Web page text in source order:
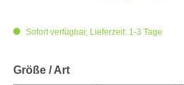
Sofort verfügbar, Lieferzeit: 1-3 Tage
Größe / Artauswählen